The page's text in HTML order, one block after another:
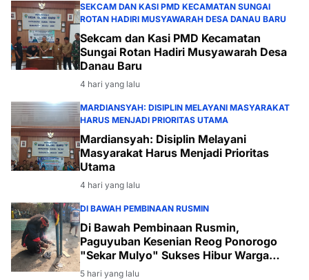
SEKCAM DAN KASI PMD KECAMATAN SUNGAI
ROTAN HADIRI MUSYAWARAH DESA DANAU BARU
Sekcam dan Kasi PMD Kecamatan
Sungai Rotan Hadiri Musyawarah Desa
Danau Baru
4 hari yang lalu
MARDIANSYAH: DISIPLIN MELAYANI MASYARAKAT
HARUS MENJADI PRIORITAS UTAMA
Mardiansyah: Disiplin Melayani
Masyarakat Harus Menjadi Prioritas
Utama
4 hari yang lalu
DI BAWAH PEMBINAAN RUSMIN
Di Bawah Pembinaan Rusmin,
Paguyuban Kesenian Reog Ponorogo
"Sekar Mulyo" Sukses Hibur Warga
Desa Payabakal
5 hari yang lalu